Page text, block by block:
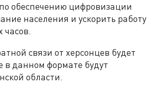
обеспечению цифровизации
населения и ускорить работу
часов.
связи от херсонцев будет
в данном формате будут
области.